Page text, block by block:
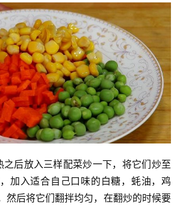
之后放入三样配菜炒一下，将它们炒至
加入适合自己口味的白糖，蚝油，鸡
然后将它们翻拌均匀，在翻炒的时候要